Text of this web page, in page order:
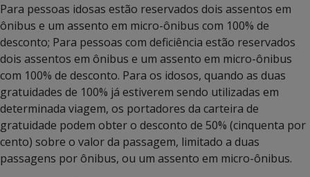
Para pessoas idosas estão reservados dois assentos em
ônibus e um assento em micro-ônibus com 100% de
desconto; Para pessoas com deficiência estão reservados
dois assentos em ônibus e um assento em micro-ônibus
com 100% de desconto. Para os idosos, quando as duas
gratuidades de 100% já estiverem sendo utilizadas em
determinada viagem, os portadores da carteira de
gratuidade podem obter o desconto de 50% (cinquenta por
cento) sobre o valor da passagem, limitado a duas
passagens por ônibus, ou um assento em micro-ônibus.